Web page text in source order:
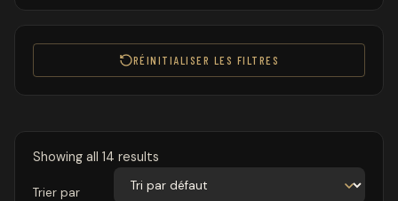
RÉINITIALISER LES FILTRES
Showing all 14 results
Trier par